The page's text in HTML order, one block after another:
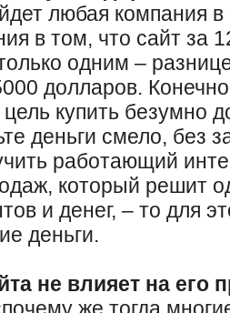
любая компания
в том, что сайт за
одним –
долларов.
купить безумно
деньги смело, без
работающий
который решит
и денег, – то для
деньги.
не влияет на его